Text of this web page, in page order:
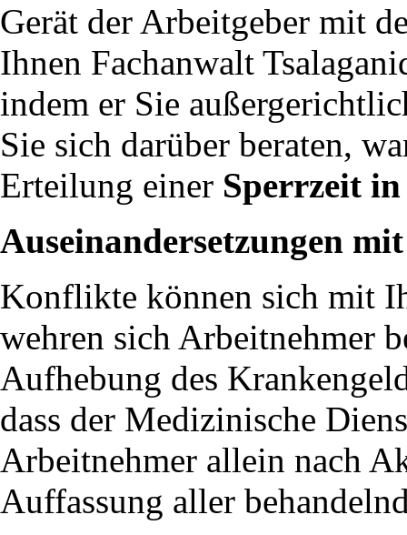
Gerät der Arbeitgeber mit
Ihnen Fachanwalt
indem er Sie
Sie sich darüber beraten,
Erteilung einer Sperrzeit
Auseinandersetzungen
Konflikte können sich mit
wehren sich Arbeitnehmer
Aufhebung des
dass der Medizinische
Arbeitnehmer allein nach
Auffassung aller